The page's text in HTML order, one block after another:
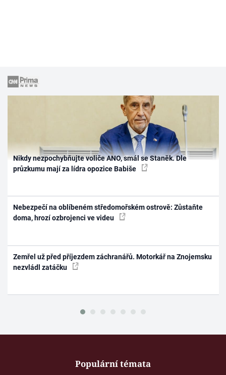
Nikdy nezpochybňujte voliče ANO, smál se Staněk. Dle
průzkumu mají za lídra opozice Babiše
Nebezpečí na oblíbeném středomořském ostrově: Zůstaňte
doma, hrozí ozbrojenci ve videu
Zemřel už před příjezdem záchranářů. Motorkář na Znojemsku
nezvládl zatáčku
Populární témata